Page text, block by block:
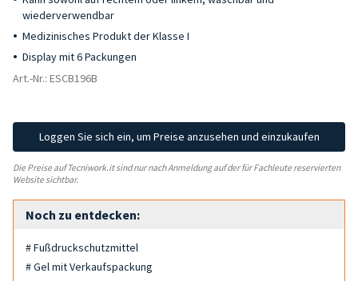
wiederverwendbar
Medizinisches Produkt der Klasse I
Display mit 6 Packungen
Art.-Nr.: ESCB196B
Loggen Sie sich ein, um Preise anzusehen und einzukaufen
Die Preise auf Tecniwork.it sind nur nach Anmeldung auf der für Fachleute reservierten
Website sichtbar.
Noch zu entdecken:
# Fußdruckschutzmittel
# Gel mit Verkaufspackung